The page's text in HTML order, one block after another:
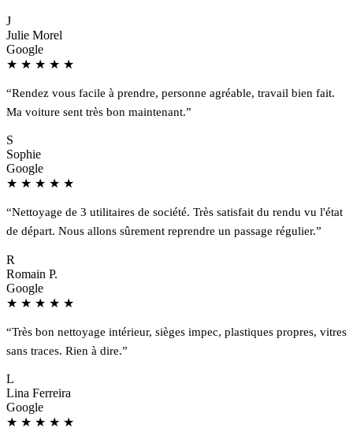
J
Julie Morel
Google
★ ★ ★ ★ ★
“Rendez vous facile à prendre, personne agréable, travail bien fait.
Ma voiture sent très bon maintenant.”
S
Sophie
Google
★ ★ ★ ★ ★
“Nettoyage de 3 utilitaires de société. Très satisfait du rendu vu l'état
de départ. Nous allons sûrement reprendre un passage régulier.”
R
Romain P.
Google
★ ★ ★ ★ ★
“Très bon nettoyage intérieur, sièges impec, plastiques propres, vitres
sans traces. Rien à dire.”
L
Lina Ferreira
Google
★ ★ ★ ★ ★